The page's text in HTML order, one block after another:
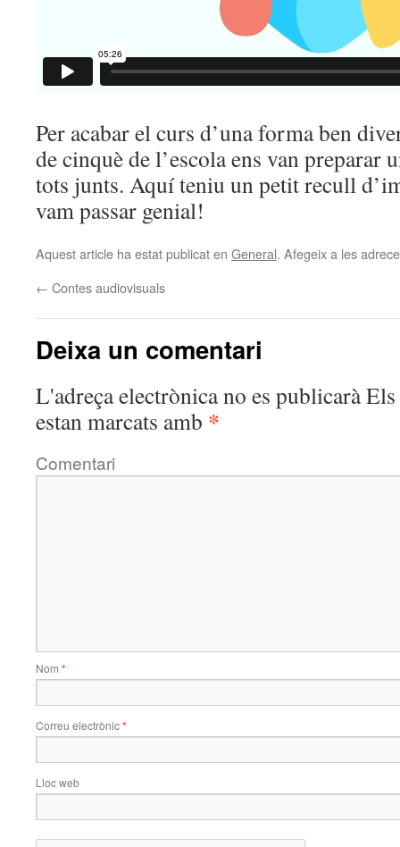
Per acabar el curs d’una forma ben
de cinquè de l’escola ens van preparar
tots junts. Aquí teniu un petit recull
vam passar genial!
Aquest article ha estat publicat en General. Afegeix a les
← Contes audiovisuals
Deixa un comentari
L'adreça electrònica no es publicaràEls
estan marcats amb *
Comentari
Nom *
Correu electrònic*
Lloc web